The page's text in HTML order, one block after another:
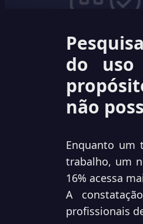
do
não
Enquanto um
trabalho, um
16% acessa
A
profissionais